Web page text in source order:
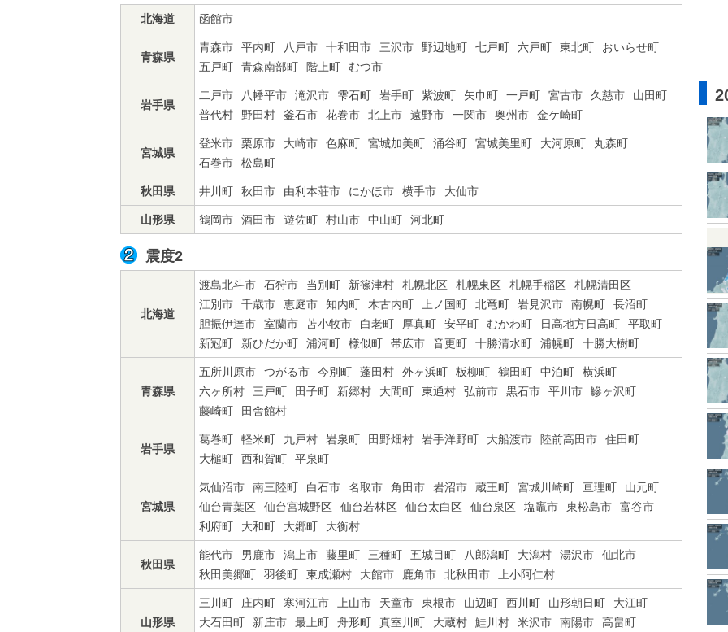
北海道 函館市
青森県
青森市 平内町 八戸市 十和田市 三沢市 野辺地町 七戸町 六戸町 東北町
おいらせ町
五戸町
青森南部町 階上町 むつ市
岩手県
二戸市 八幡平市 滝沢市 雫石町 岩手町 紫波町 矢巾町 一戸町 宮古市 久慈市
山田町
普代村
野田村 釜石市 花巻市 北上市 遠野市 一関市 奥州市 金ケ崎町
宮城県
登米市 栗原市 大崎市 色麻町 宮城加美町 涌谷町 宮城美里町 大河原町
丸森町
石巻市
松島町
秋田県 井川町 秋田市 由利本荘市 にかほ市 横手市 大仙市
山形県 鶴岡市 酒田市 遊佐町 村山市 中山町 河北町
震度2
北海道
渡島北斗市 石狩市 当別町 新篠津村 札幌北区 札幌東区 札幌手稲区
札幌清田区
江別市
千歳市 恵庭市 知内町 木古内町 上ノ国町 北竜町 岩見沢市 南幌町
長沼町
胆振伊達市
室蘭市 苫小牧市 白老町 厚真町 安平町 むかわ町 日高地方日高町
平取町
新冠町
新ひだか町 浦河町 様似町 帯広市 音更町 十勝清水町 浦幌町 十勝大樹町
青森県
五所川原市 つがる市 今別町 蓬田村 外ヶ浜町 板柳町 鶴田町 中泊町
横浜町
六ヶ所村
三戸町 田子町 新郷村 大間町 東通村 弘前市 黒石市 平川市
鰺ヶ沢町
藤崎町
田舎館村
岩手県
葛巻町 軽米町 九戸村 岩泉町 田野畑村 岩手洋野町 大船渡市 陸前高田市
住田町
大槌町
西和賀町 平泉町
宮城県
気仙沼市 南三陸町 白石市 名取市 角田市 岩沼市 蔵王町 宮城川崎町 亘理町
山元町
仙台青葉区
仙台宮城野区 仙台若林区 仙台太白区 仙台泉区 塩竈市 東松島市
富谷市
利府町
大和町 大郷町 大衡村
秋田県
能代市 男鹿市 潟上市 藤里町 三種町 五城目町 八郎潟町 大潟村 湯沢市
仙北市
秋田美郷町
羽後町 東成瀬村 大館市 鹿角市 北秋田市 上小阿仁村
山形県
三川町 庄内町 寒河江市 上山市 天童市 東根市 山辺町 西川町 山形朝日町
大江町
大石田町
新庄市 最上町 舟形町 真室川町 大蔵村 鮭川村 米沢市 南陽市
高畠町